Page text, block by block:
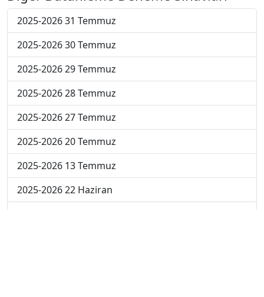
2025-2026 31 Temmuz
2025-2026 30 Temmuz
2025-2026 29 Temmuz
2025-2026 28 Temmuz
2025-2026 27 Temmuz
2025-2026 20 Temmuz
2025-2026 13 Temmuz
2025-2026 22 Haziran